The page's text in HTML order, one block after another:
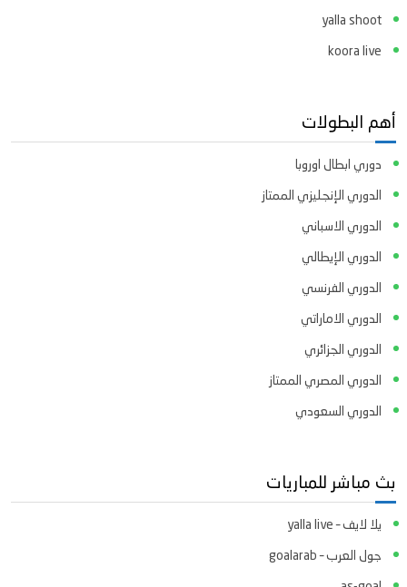
yalla shoot
koora live
أهم البطولات
دوري ابطال اوروبا
الدوري الإنجليزي الممتاز
الدوري الاسباني
الدوري الإيطالي
الدوري الفرنسي
الدوري الاماراتي
الدوري الجزائري
الدوري المصري الممتاز
الدوري السعودي
بث مباشر للمباريات
يلا لايف – yalla live
جول العرب – goalarab